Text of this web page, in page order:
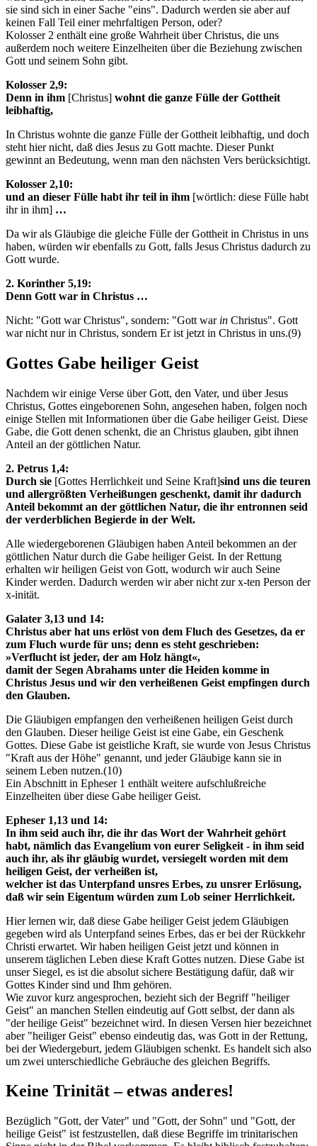
sie sind sich in einer Sache "eins". Dadurch werden sie aber auf
keinen Fall Teil einer mehrfaltigen Person, oder?
Kolosser 2 enthält eine große Wahrheit über Christus, die uns
außerdem noch weitere Einzelheiten über die Beziehung zwischen
Gott und seinem Sohn gibt.
Kolosser 2,9:
Denn in ihm [Christus] wohnt die ganze Fülle der Gottheit
leibhaftig,
In Christus wohnte die ganze Fülle der Gottheit leibhaftig, und doch
steht hier nicht, daß dies Jesus zu Gott machte. Dieser Punkt
gewinnt an Bedeutung, wenn man den nächsten Vers berücksichtigt.
Kolosser 2,10:
und an dieser Fülle habt ihr teil in ihm [wörtlich: diese Fülle habt
ihr in ihm] …
Da wir als Gläubige die gleiche Fülle der Gottheit in Christus in uns
haben, würden wir ebenfalls zu Gott, falls Jesus Christus dadurch zu
Gott wurde.
2. Korinther 5,19:
Denn Gott war in Christus …
Nicht: "Gott war Christus", sondern: "Gott war in Christus". Gott
war nicht nur in Christus, sondern Er ist jetzt in Christus in uns.(9)
Gottes Gabe heiliger Geist
Nachdem wir einige Verse über Gott, den Vater, und über Jesus
Christus, Gottes eingeborenen Sohn, angesehen haben, folgen noch
einige Stellen mit Informationen über die Gabe heiliger Geist. Diese
Gabe, die Gott denen schenkt, die an Christus glauben, gibt ihnen
Anteil an der göttlichen Natur.
2. Petrus 1,4:
Durch sie [Gottes Herrlichkeit und Seine Kraft]sind uns die teuren
und allergrößten Verheißungen geschenkt, damit ihr dadurch
Anteil bekommt an der göttlichen Natur, die ihr entronnen seid
der verderblichen Begierde in der Welt.
Alle wiedergeborenen Gläubigen haben Anteil bekommen an der
göttlichen Natur durch die Gabe heiliger Geist. In der Rettung
erhalten wir heiligen Geist von Gott, wodurch wir auch Seine
Kinder werden. Dadurch werden wir aber nicht zur x-ten Person der
x-inität.
Galater 3,13 und 14:
Christus aber hat uns erlöst von dem Fluch des Gesetzes, da er
zum Fluch wurde für uns; denn es steht geschrieben:
»Verflucht ist jeder, der am Holz hängt«,
damit der Segen Abrahams unter die Heiden komme in
Christus Jesus und wir den verheißenen Geist empfingen durch
den Glauben.
Die Gläubigen empfangen den verheißenen heiligen Geist durch
den Glauben. Dieser heilige Geist ist eine Gabe, ein Geschenk
Gottes. Diese Gabe ist geistliche Kraft, sie wurde von Jesus Christus
"Kraft aus der Höhe" genannt, und jeder Gläubige kann sie in
seinem Leben nutzen.(10)
Ein Abschnitt in Epheser 1 enthält weitere aufschlußreiche
Einzelheiten über diese Gabe heiliger Geist.
Epheser 1,13 und 14:
In ihm seid auch ihr, die ihr das Wort der Wahrheit gehört
habt, nämlich das Evangelium von eurer Seligkeit - in ihm seid
auch ihr, als ihr gläubig wurdet, versiegelt worden mit dem
heiligen Geist, der verheißen ist,
welcher ist das Unterpfand unsres Erbes, zu unsrer Erlösung,
daß wir sein Eigentum würden zum Lob seiner Herrlichkeit.
Hier lernen wir, daß diese Gabe heiliger Geist jedem Gläubigen
gegeben wird als Unterpfand seines Erbes, das er bei der Rückkehr
Christi erwartet. Wir haben heiligen Geist jetzt und können in
unserem täglichen Leben diese Kraft Gottes nutzen. Diese Gabe ist
unser Siegel, es ist die absolut sichere Bestätigung dafür, daß wir
Gottes Kinder sind und Ihm gehören.
Wie zuvor kurz angesprochen, bezieht sich der Begriff "heiliger
Geist" an manchen Stellen eindeutig auf Gott selbst, der dann als
"der heilige Geist" bezeichnet wird. In diesen Versen hier bezeichnet
aber "heiliger Geist" ebenso eindeutig das, was Gott in der Rettung,
bei der Wiedergeburt, jedem Gläubigen schenkt. Es handelt sich also
um zwei unterschiedliche Gebräuche des gleichen Begriffs.
Keine Trinität – etwas anderes!
Bezüglich "Gott, der Vater" und "Gott, der Sohn" und "Gott, der
heilige Geist" ist festzustellen, daß diese Begriffe im trinitarischen